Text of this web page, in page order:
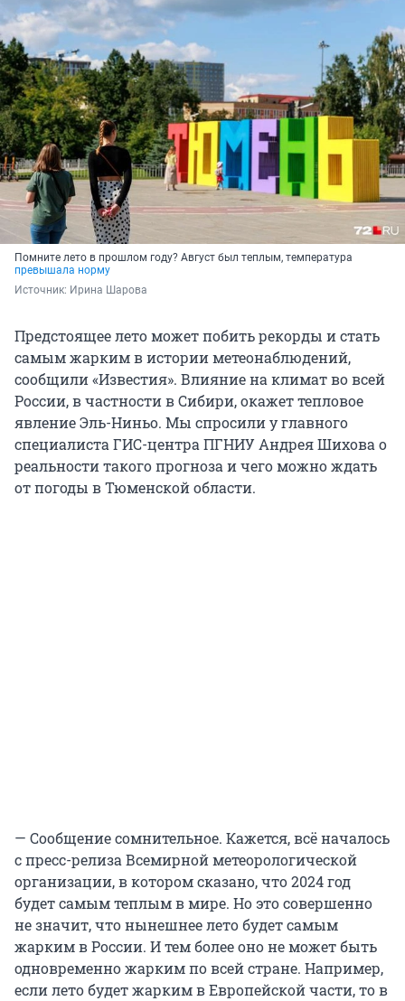
Помните лето в прошлом году? Август был теплым, температура
превышала норму
Источник: Ирина Шарова
Предстоящее лето может побить рекорды и стать
самым жарким в истории метеонаблюдений,
сообщили «Известия». Влияние на климат во всей
России, в частности в Сибири, окажет тепловое
явление Эль-Ниньо. Мы спросили у главного
специалиста ГИС-центра ПГНИУ Андрея Шихова о
реальности такого прогноза и чего можно ждать
от погоды в Тюменской области.
— Сообщение сомнительное. Кажется, всё началось
с пресс-релиза Всемирной метеорологической
организации, в котором сказано, что 2024 год
будет самым теплым в мире. Но это совершенно
не значит, что нынешнее лето будет самым
жарким в России. И тем более оно не может быть
одновременно жарким по всей стране. Например,
если лето будет жарким в Европейской части, то в